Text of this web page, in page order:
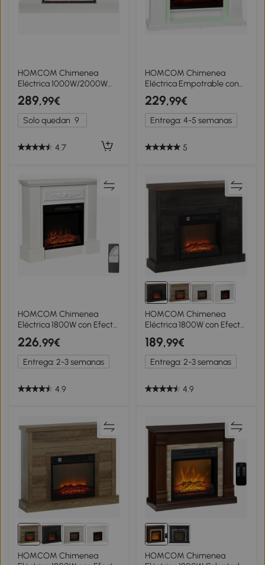
HOMCOM Chimenea
Eléctrica 1000W/2000W
con Temperatura Ajustable
Silencioso Temporizador
15-25 m² 98x27x54,5 cm
Blanco
289,99€
Solo quedan 9
4.7
HOMCOM Chimenea
Eléctrica Empotrable con
Efecto de Llama 3D Tira de
Luz LED RGB 1800W
Temporizador Termostato
Blanco
229,99€
Entrega: 4-5 semanas
5
HOMCOM Chimenea
Eléctrica 1800W con Efecto
de Llama Mando a
Distancia Temporizador
Protección Contra
Sobrecalentamiento
226,99€
Entrega: 2-3 semanas
4.9
HOMCOM Chimenea
Eléctrica 1800W con Efecto
de Llama Mando a
Distancia Temporizador
Semanal para Sala 30 m²
Gris Oscuro
189,99€
Entrega: 2-3 semanas
4.9
HOMCOM Chimenea
HOMCOM Chimenea